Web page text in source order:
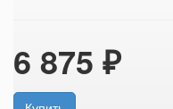
6 875 ₽